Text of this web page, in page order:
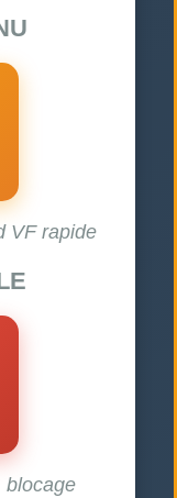
VF rapide
blocage